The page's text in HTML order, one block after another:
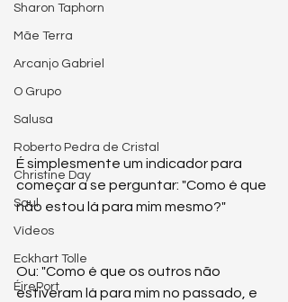
Sharon Taphorn
Mãe Terra
Arcanjo Gabriel
O Grupo
Salusa
Roberto Pedra de Cristal
Christine Day
Saul
Vídeos
Eckhart Tolle
ÉirePort
É simplesmente um indicador para
começar a se perguntar: "Como é que
não estou lá para mim mesmo?"
Ou: "Como é que os outros não
estiveram lá para mim no passado, e